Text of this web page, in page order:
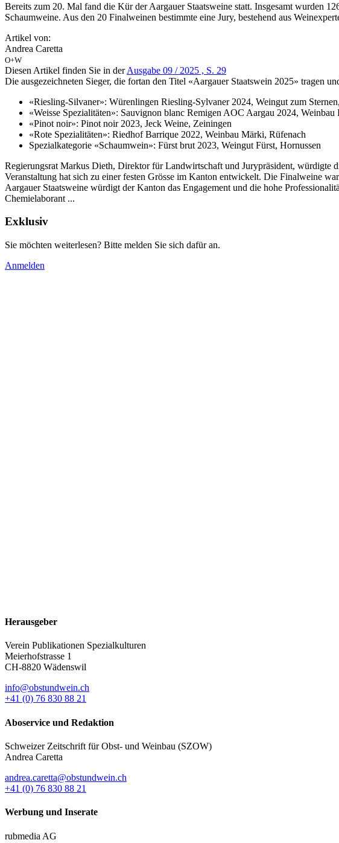
Bereits zum 20. Mal fand die Kür der Aargauer Staatsweine statt. Insgesamt wurden
Schaumweine. Aus den 20 Finalweinen bestimmte eine Jury, bestehend aus
Artikel von:
Andrea Caretta
O+W
Diesen Artikel finden Sie in derAusgabe 09 / 2025 , S. 29
Die ausgezeichneten Sieger, die fortan den Titel «Aargauer Staatswein 2025» tragen
«Riesling-Silvaner»: Würenlingen Riesling-Sylvaner 2024, Weingut zum
«Weisse Spezialitäten»: Sauvignon blanc Remigen AOC Aargau 2024,
«Pinot noir»: Pinot noir 2023, Jeck Weine, Zeiningen
«Rote Spezialitäten»: Riedhof Barrique 2022, Weinbau Märki, Rüfenach
Spezialkategorie «Schaumwein»: Fürst brut 2023, Weingut Fürst, Hornussen
Regierungsrat Markus Dieth, Direktor für Landwirtschaft und Jurypräsident, würdigte
Veranstaltung hat sich zu einer festen Grösse im Kanton entwickelt. Die Finalweine
Aargauer Staatsweine würdigt der Kanton das Engagement und die hohe
Chemielaborant ...
Exklusiv
Sie möchten weiterlesen? Bitte melden Sie sich dafür an.
Anmelden
Herausgeber
Verein Publikationen Spezialkulturen
Meierhofstrasse 1
CH-8820 Wädenswil
info@obstundwein.ch
+41 (0) 76 830 88 21
Aboservice und Redaktion
Schweizer Zeitschrift für Obst- und Weinbau (SZOW)
Andrea Caretta
andrea.caretta@obstundwein.ch
+41 (0) 76 830 88 21
Werbung und Inserate
rubmedia AG